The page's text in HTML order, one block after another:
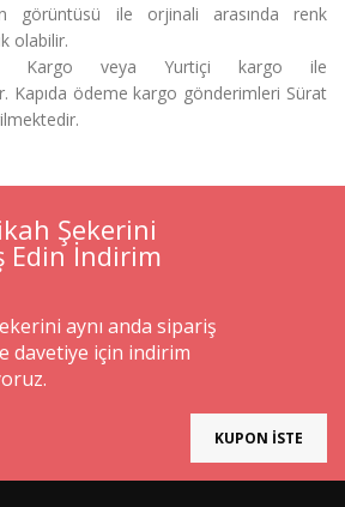
görüntüsü ile orjinali arasında renk
olabilir.
Kargo veya Yurtiçi kargo ile
Kapıda ödeme kargo gönderimleri Sürat
Şekerini
Edin İndirim
aynı anda sipariş
davetiye için indirim
KUPON İSTE